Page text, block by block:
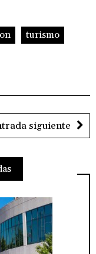
turismo
siguiente